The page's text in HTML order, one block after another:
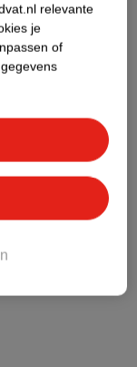
geen Nature
relevante
je
of